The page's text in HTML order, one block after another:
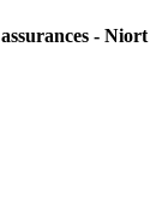
- Niort